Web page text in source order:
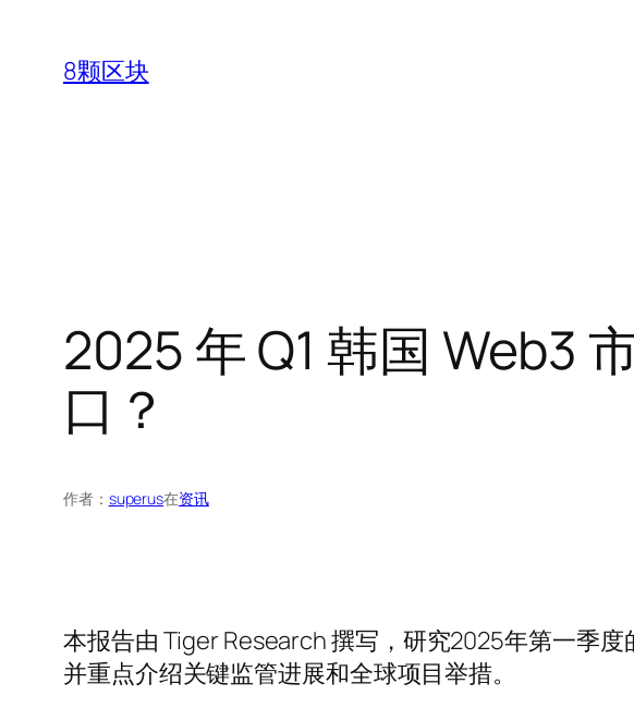
8颗区块
2025 年 Q1 韩国 Web3
口？
作者： superus在资讯
本报告由 Tiger Research 撰写，研究2025年第一季
并重点介绍关键监管进展和全球项目举措。